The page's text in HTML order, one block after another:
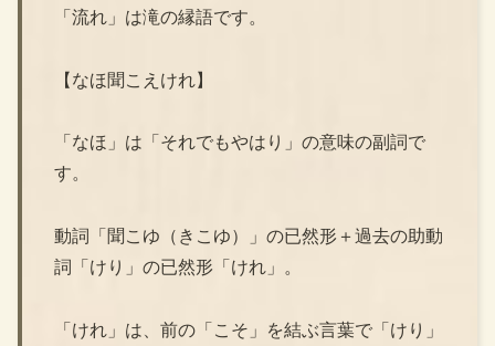
「流れ」は滝の縁語です。
【なほ聞こえけれ】
「なほ」は「それでもやはり」の意味の副詞で
す。
動詞「聞こゆ（きこゆ）」の已然形＋過去の助動
詞「けり」の已然形「けれ」。
「けれ」は、前の「こそ」を結ぶ言葉で「けり」